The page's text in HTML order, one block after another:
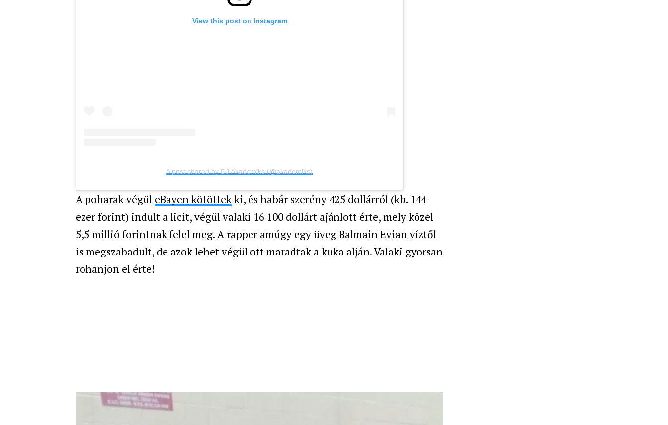
View this post on Instagram
A post shared by DJ Akademiks (@akademiks)
A poharak végül eBayen kötöttekki, és habár szerény 425 dollárról (kb. 144
ezer forint) indult a licit, végül valaki 16 100 dollárt ajánlott érte, mely közel
5,5 millió forintnak felel meg. A rapper amúgy egy üveg Balmain Evian víztől
is megszabadult, de azok lehet végül ott maradtak a kuka alján. Valaki gyorsan
rohanjon el érte!